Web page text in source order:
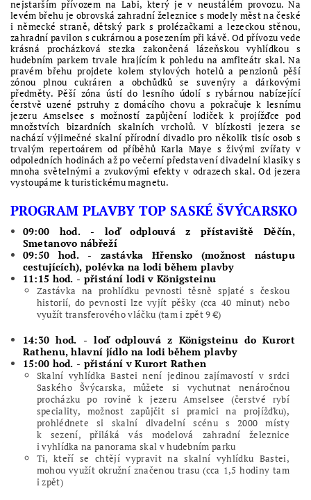
nejstarším přívozem na Labi, který je v neustálém provozu. Na
levém břehu je obrovská zahradní železnice s modely měst na české
i německé straně, dětský park s prolézačkami a lezeckou stěnou,
zahradní pavilon s cukrárnou a posezením při kávě. Od přívozu vede
krásná procházková stezka zakončená lázeňskou vyhlídkou s
hudebním parkem trvale hrajícím k pohledu na amfiteátr skal. Na
pravém břehu projdete kolem stylových hotelů a penzionů pěší
zónou plnou cukráren a obchůdků se suvenýry a dárkovými
předměty. Pěší zóna ústí do lesního údolí s rybárnou nabízející
čerstvě uzené pstruhy z domácího chovu a pokračuje k lesnímu
jezeru Amselsee s možností zapůjčení lodiček k projížďce pod
množstvích bizardních skalních vrcholů. V blízkosti jezera se
nachází výjimečné skalní přírodní divadlo pro několik tisíc osob s
trvalým repertoárem od příběhů Karla Maye s živými zvířaty v
odpoledních hodinách až po večerní představení divadelní klasiky s
mnoha světelnými a zvukovými efekty v odrazech skal. Od jezera
vystoupáme k turistickému magnetu.
PROGRAM PLAVBY TOP SASKÉ ŠVÝCARSKO
09:00 hod. - loď odplouvá z přístaviště Děčín,
Smetanovo nábřeží
09:50 hod. - zastávka Hřensko (možnost nástupu
cestujících), polévka na lodi během plavby
11:15 hod. - přistání lodi v Königsteinu
Zastávka na prohlídku pevnosti těsně spjaté s českou
historií, do pevnosti lze vyjít pěšky (cca 40 minut) nebo
využít transferového vláčku (tam i zpět 9 €)
14:30 hod. - loď odplouvá z Königsteinu do Kurort
Rathenu, hlavní jídlo na lodi během plavby
15:00 hod. - přistání v Kurort Rathen
Skalní vyhlídka Bastei není jedinou zajímavostí v srdci
Saského Švýcarska, můžete si vychutnat nenáročnou
procházku po rovině k jezeru Amselsee (čerstvé rybí
speciality, možnost zapůjčit si pramici na projížďku),
prohlédnete si skalní divadelní scénu s 2000 místy
k sezení, přiláká vás modelová zahradní železnice
i vyhlídka na panorama skal v hudebním parku
Ti, kteří se chtějí vypravit na skalní vyhlídku Bastei,
mohou využít okružní značenou trasu (cca 1,5 hodiny tam
i zpět)